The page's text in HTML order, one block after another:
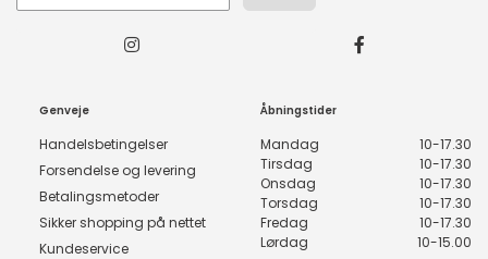
Genveje
Handelsbetingelser
Forsendelse og levering
Betalingsmetoder
Sikker shopping på nettet
Kundeservice
Åbningstider
Mandag
10-17.30
Tirsdag
10-17.30
Onsdag
10-17.30
Torsdag
10-17.30
Fredag
10-17.30
Lørdag
10-15.00